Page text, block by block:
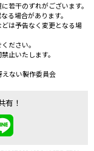
若干のずれがございます。
る場合があります。
は予告なく変更となる場
ださい。
止いたします。
ない製作委員会
有！